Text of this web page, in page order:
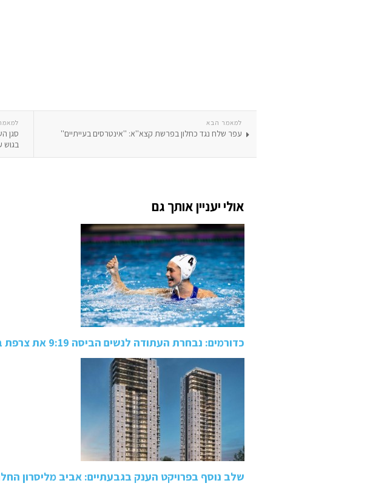
סגן
בגוש
למאמר הבא
עפר שלח נגד כחלון בפרשת קצא''א: ''אינטרסים בעייתיים''
אולי יעניין אותך גם
כדורמים: נבחרת העתודה לנשים הביסה 9:19 את צרפת באליפות…
שלב נוסף בפרויקט הענק בגבעתיים: אביב מליסרון